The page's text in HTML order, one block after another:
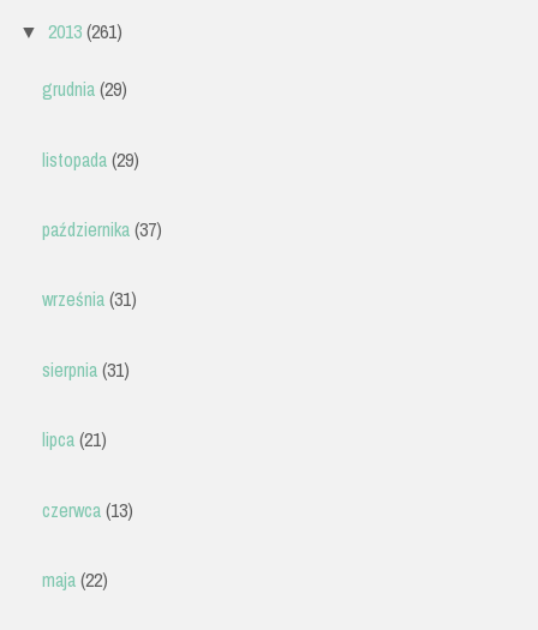
▼ 2013(261)
grudnia(29)
listopada(29)
października(37)
września(31)
sierpnia(31)
lipca(21)
czerwca(13)
maja(22)